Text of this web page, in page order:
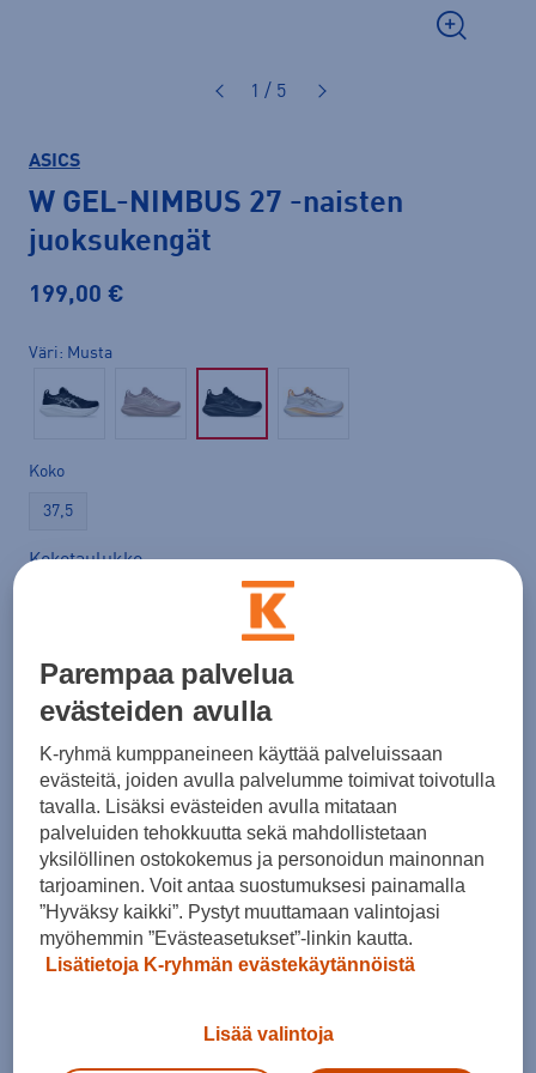
1 / 5
ASICS
W GEL-NIMBUS 27 -naisten
juoksukengät
199,00 €
Väri Musta
Koko
37,5
Kokotaulukko
Lisää ostoskoriin
Tarkista saatavuus ja tilaa myymälästä
Verkkokauppa: SaatavillaMyymälät: Saatavilla
Valitse koko nähdäksesi myymäläsaatavuuden.
Arvioitu toimitusaika 1-3 arkipäivää.
Ilmainen palautus
Parempaa palvelua
evästeiden avulla
K-ryhmä kumppaneineen käyttää palveluissaan
evästeitä, joiden avulla palvelumme toimivat toivotulla
tavalla. Lisäksi evästeiden avulla mitataan
palveluiden tehokkuutta sekä mahdollistetaan
yksilöllinen ostokokemus ja personoidun mainonnan
tarjoaminen. Voit antaa suostumuksesi painamalla
”Hyväksy kaikki”. Pystyt muuttamaan valintojasi
myöhemmin ”Evästeasetukset”-linkin kautta.
Lisätietoja K-ryhmän evästekäytännöistä
Lisää valintoja